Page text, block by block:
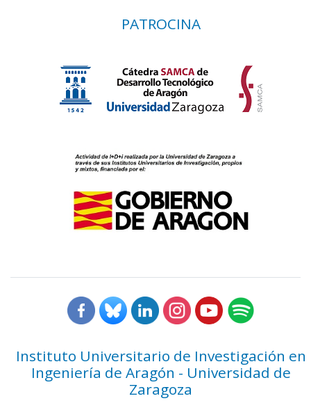
PATROCINA
Instituto Universitario de Investigación en
Ingeniería de Aragón - Universidad de
Zaragoza